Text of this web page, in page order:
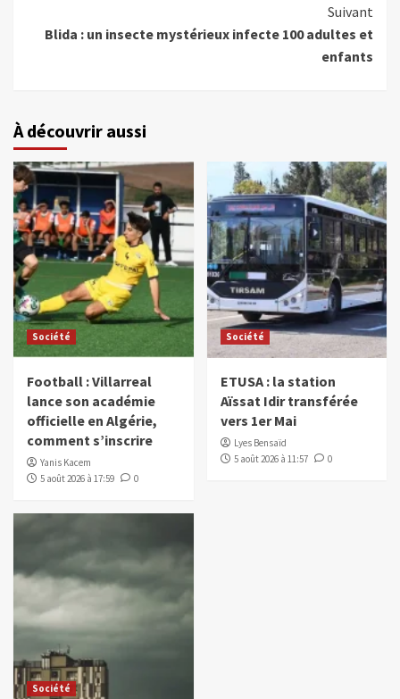
Suivant
Blida : un insecte mystérieux infecte 100 adultes et
enfants
À découvrir aussi
Société
Football : Villarreal
lance son académie
officielle en Algérie,
comment s’inscrire
Yanis Kacem
5 août 2026 à 17:59
0
Société
ETUSA : la station
Aïssat Idir transférée
vers 1er Mai
Lyes Bensaïd
5 août 2026 à 11:57
0
Société